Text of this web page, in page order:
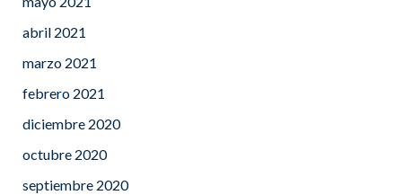
abril 2021
marzo 2021
febrero 2021
diciembre 2020
octubre 2020
septiembre 2020